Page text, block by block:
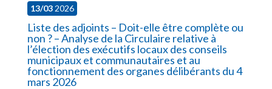
13/032026
Liste des adjoints – Doit-elle être complète ou
non ? – Analyse de la Circulaire relative à
l’élection des exécutifs locaux des conseils
municipaux et communautaires et au
fonctionnement des organes délibérants du 4
mars 2026